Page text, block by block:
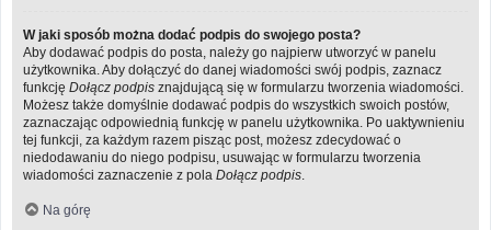
W jaki sposób można dodać podpis do swojego posta?
Aby dodawać podpis do posta, należy go najpierw utworzyć w panelu
użytkownika. Aby dołączyć do danej wiadomości swój podpis, zaznacz
funkcję Dołącz podpis znajdującą się w formularzu tworzenia wiadomości.
Możesz także domyślnie dodawać podpis do wszystkich swoich postów,
zaznaczając odpowiednią funkcję w panelu użytkownika. Po uaktywnieniu
tej funkcji, za każdym razem pisząc post, możesz zdecydować o
niedodawaniu do niego podpisu, usuwając w formularzu tworzenia
wiadomości zaznaczenie z pola Dołącz podpis
Na górę